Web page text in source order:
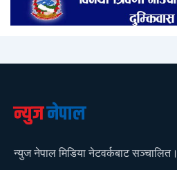
न्युजनेपाल
न्युज नेपाल मिडिया नेटवर्कबाट सञ्चालित।